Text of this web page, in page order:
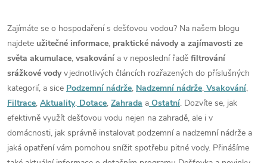
Zajímáte se o hospodaření s dešťovou vodou? Na našem blogu
najdete užitečné informace, praktické návody a zajímavosti ze
světa akumulace, vsakování a v neposlední řadě filtrování
srážkové vodyv jednotlivých článcích rozřazených do příslušných
kategorií, a sice Podzemní nádrže, Nadzemní nádrže, Vsakování,
Filtrace, Aktuality, Dotace, Zahrada a Ostatní. Dozvíte se, jak
efektivně využít dešťovou vodu nejen na zahradě, ale i v
domácnosti, jak správně instalovat podzemní a nadzemní nádrže a
jaká opatření vám pomohou snížit spotřebu pitné vody. Přinášíme